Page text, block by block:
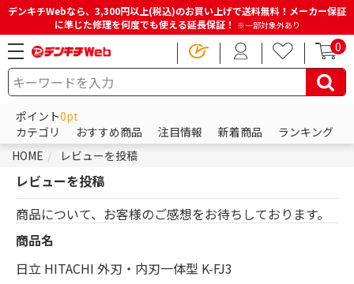
デンキチWebなら、3,300円以上(税込)のお買い上げで送料無料！メーカー保証
に準じた修理を何度でも使える延長保証！ ※一部対象外あり
0
ポイント0pt
カテゴリ
おすすめ商品 注目情報 新着商品
ランキング
HOME
レビューを投稿
レビューを投稿
商品について、お客様のご感想をお待ちしております。
商品名
日立 HITACHI 外刃・内刃一体型 K-FJ3